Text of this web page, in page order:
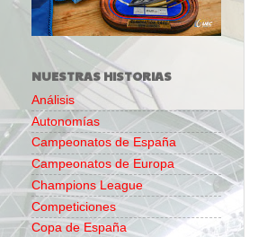
NUESTRAS HISTORIAS
Análisis
Autonomías
Campeonatos de España
Campeonatos de Europa
Champions League
Competiciones
Copa de España